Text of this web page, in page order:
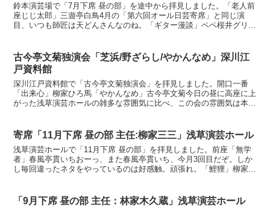
鈴本演芸場で「7月下席 昼の部」を途中から拝見しました。「老人前
座じじ太郎」三遊亭白鳥4月の「第六回オール日芸寄席」と同じ演
目、いつも師匠は天どんさんなのね。「ギター漫談」ペペ桜井グリー
古今亭文菊独演会「芝浜/野ざらし/やかんなめ」深川江
戸資料館
深川江戸資料館で「古今亭文菊独演会」を拝見しました。開口一番
「出来心」柳家ひろ馬「やかんなめ」古今亭文菊今日の昼に高座に上
がった浅草演芸ホールの雑多な雰囲気に比べ、この会の雰囲気は本当
寄席「11月下席 昼の部 主任:柳家三三」浅草演芸ホール
浅草演芸ホールで「11月下席 昼の部」を拝見しました。前座「無学
者」春風亭貫いちおーっ、また春風亭貫いち、今月3回目だぞ。しか
し毎回違ったネタをやっているのは好感触。頑張れ。「鯉狸」柳家小
「9月下席 昼の部 主任：林家木久蔵」浅草演芸ホール